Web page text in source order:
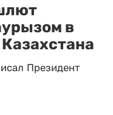
в
Президент